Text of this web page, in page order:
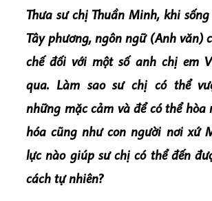
Thưa sư chị Thuần Minh, khi
Tây phương, ngôn ngữ (Anh văn)
chế đối với một số anh chị em
qua. Làm sao sư chị có thể
những mặc cảm và để có thể hòa
hóa cũng như con người nơi xứ
lực nào giúp sư chị có thể đến
cách tự nhiên?